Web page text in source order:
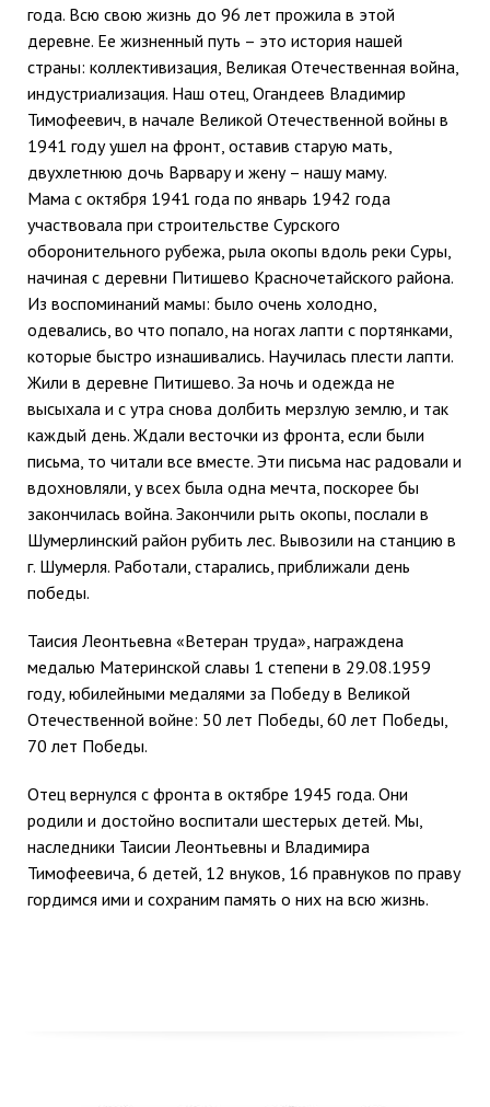
года. Всю свою жизнь до 96 лет прожила в этой
деревне. Ее жизненный путь – это история нашей
страны: коллективизация, Великая Отечественная война,
индустриализация. Наш отец, Огандеев Владимир
Тимофеевич, в начале Великой Отечественной войны в
1941 году ушел на фронт, оставив старую мать,
двухлетнюю дочь Варвару и жену – нашу маму.
Мама с октября 1941 года по январь 1942 года
участвовала при строительстве Сурского
оборонительного рубежа, рыла окопы вдоль реки Суры,
начиная с деревни Питишево Красночетайского района.
Из воспоминаний мамы: было очень холодно,
одевались, во что попало, на ногах лапти с портянками,
которые быстро изнашивались. Научилась плести лапти.
Жили в деревне Питишево. За ночь и одежда не
высыхала и с утра снова долбить мерзлую землю, и так
каждый день. Ждали весточки из фронта, если были
письма, то читали все вместе. Эти письма нас радовали и
вдохновляли, у всех была одна мечта, поскорее бы
закончилась война. Закончили рыть окопы, послали в
Шумерлинский район рубить лес. Вывозили на станцию в
г. Шумерля. Работали, старались, приближали день
победы.
Таисия Леонтьевна «Ветеран труда», награждена
медалью Материнской славы 1 степени в 29.08.1959
году, юбилейными медалями за Победу в Великой
Отечественной войне: 50 лет Победы, 60 лет Победы,
70 лет Победы.
Отец вернулся с фронта в октябре 1945 года. Они
родили и достойно воспитали шестерых детей. Мы,
наследники Таисии Леонтьевны и Владимира
Тимофеевича, 6 детей, 12 внуков, 16 правнуков по праву
гордимся ими и сохраним память о них на всю жизнь.